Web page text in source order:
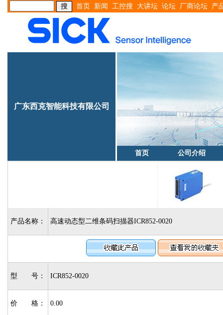
首页 新闻 工控搜 大讲坛 论坛 厂商论坛 产
广东西克智能科技有限公司
首页 公司介绍
产品名称： 高速动态型二维条码扫描器ICR852-0020
型 号： ICR852-0020
价 格： 0.00